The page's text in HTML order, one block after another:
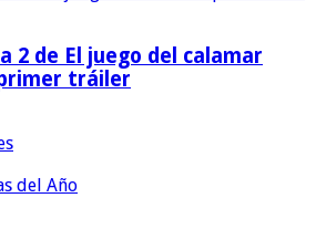
2 de El juego del calamar
tráiler
del Año